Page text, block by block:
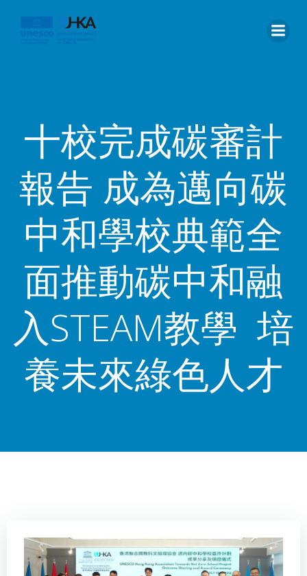
十校完成碳審計
報告 成為邁向碳
中和學校典範全
面推動碳中和融
入STEAM教學 培
養未來綠色人才